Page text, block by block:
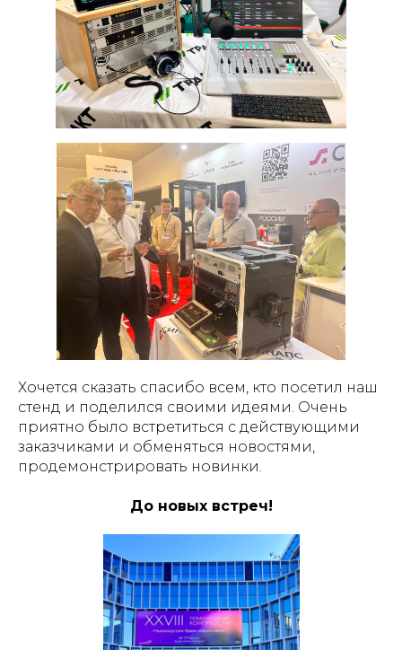
Хочется сказать спасибо всем, кто посетил наш
стенд и поделился своими идеями. Очень
приятно было встретиться с действующими
заказчиками и обменяться новостями,
продемонстрировать новинки.
До новых встреч!